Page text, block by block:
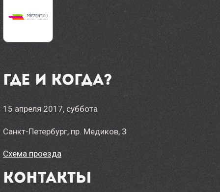
Где и когда?
15 апреля 2017, суббота
Санкт-Петербург, пр. Медиков, 3
Схема проезда
Контакты